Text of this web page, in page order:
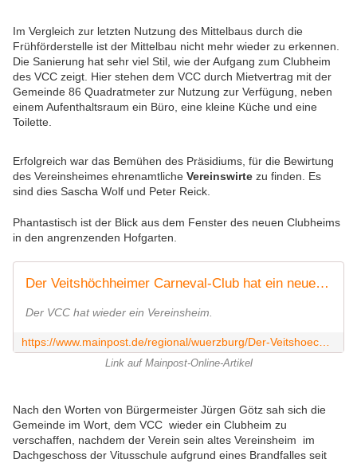
Im Vergleich zur letzten Nutzung des Mittelbaus durch die
Frühförderstelle ist der Mittelbau nicht mehr wieder zu erkennen.
Die Sanierung hat sehr viel Stil, wie der Aufgang zum Clubheim
des VCC zeigt. Hier stehen dem VCC durch Mietvertrag mit der
Gemeinde 86 Quadratmeter zur Nutzung zur Verfügung, neben
einem Aufenthaltsraum ein Büro, eine kleine Küche und eine
Toilette.
Erfolgreich war das Bemühen des Präsidiums, für die Bewirtung
des Vereinsheimes ehrenamtliche Vereinswirte zu finden. Es
sind dies Sascha Wolf und Peter Reick.
Phantastisch ist der Blick aus dem Fenster des neuen Clubheims
in den angrenzenden Hofgarten.
Der Veitshöchheimer Carneval-Club hat ein neues Vereinsheim
Der VCC hat wieder ein Vereinsheim.
Link auf Mainpost-Online-Artikel
Nach den Worten von Bürgermeister Jürgen Götz sah sich die
Gemeinde im Wort, dem VCC wieder ein Clubheim zu
verschaffen, nachdem der Verein sein altes Vereinsheim im
Dachgeschoss der Vitusschule aufgrund eines Brandfalles seit